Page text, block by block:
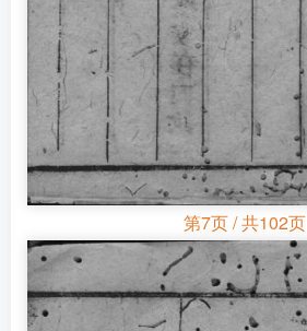
第7页 / 共102页